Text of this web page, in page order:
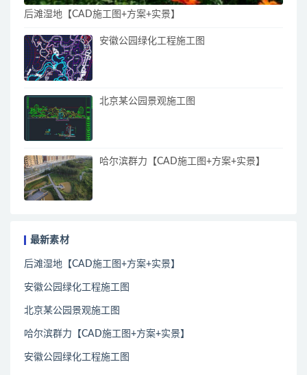
后滩湿地【CAD施工图+方案+实景】
安徽公园绿化工程施工图
北京某公园景观施工图
哈尔滨群力【CAD施工图+方案+实景】
最新素材
后滩湿地【CAD施工图+方案+实景】
安徽公园绿化工程施工图
北京某公园景观施工图
哈尔滨群力【CAD施工图+方案+实景】
安徽公园绿化工程施工图